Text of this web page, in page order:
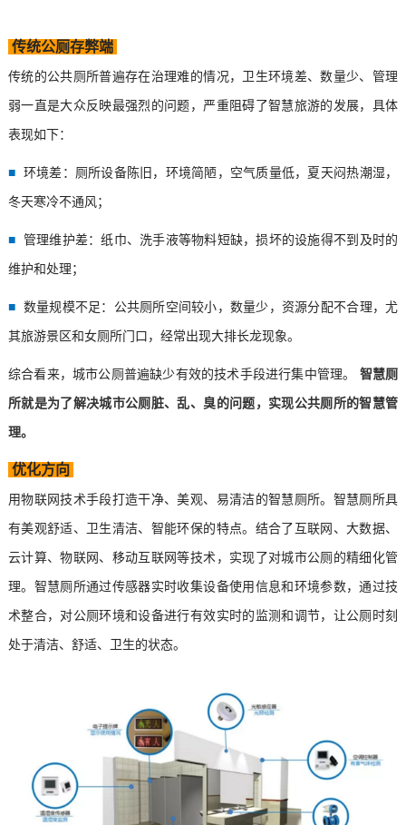
传统公厕存弊端
传统的公共厕所普遍存在治理难的情况，卫生环境差、数量少、管理
弱一直是大众反映最强烈的问题，严重阻碍了智慧旅游的发展，具体
表现如下：
■ 环境差：厕所设备陈旧，环境简陋，空气质量低，夏天闷热潮湿，
冬天寒冷不通风；
■ 管理维护差：纸巾、洗手液等物料短缺，损坏的设施得不到及时的
维护和处理；
■ 数量规模不足：公共厕所空间较小，数量少，资源分配不合理，尤
其旅游景区和女厕所门口，经常出现大排长龙现象。
综合看来，城市公厕普遍缺少有效的技术手段进行集中管理。 智慧厕
所就是为了解决城市公厕脏、乱、臭的问题，实现公共厕所的智慧管
理。
优化方向
用物联网技术手段打造干净、美观、易清洁的智慧厕所。智慧厕所具
有美观舒适、卫生清洁、智能环保的特点。结合了互联网、大数据、
云计算、物联网、移动互联网等技术，实现了对城市公厕的精细化管
理。智慧厕所通过传感器实时收集设备使用信息和环境参数，通过技
术整合，对公厕环境和设备进行有效实时的监测和调节，让公厕时刻
处于清洁、舒适、卫生的状态。